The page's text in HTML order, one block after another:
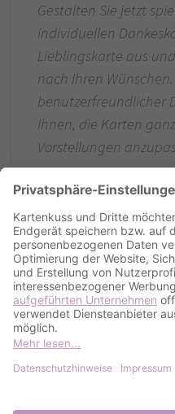
Gestalten Sie jetzt
individuellen
Lieblingskarte aus
nach Ihren
benutzerfreundlicher
Ihnen, die Karten
Vorstellungen
Nach der Gestaltung
bestellen.
Format: 10,5 x 14,8
Passende
cm